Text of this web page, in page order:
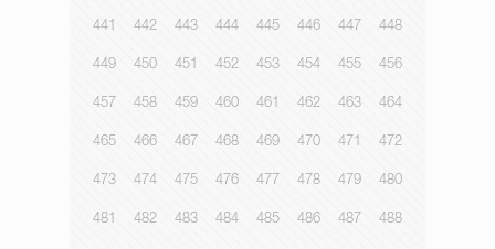
441 442 443 444 445 446 447 448
449 450 451 452 453 454 455 456
457 458 459 460 461 462 463 464
465 466 467 468 469 470 471 472
473 474 475 476 477 478 479 480
481 482 483 484 485 486 487 488